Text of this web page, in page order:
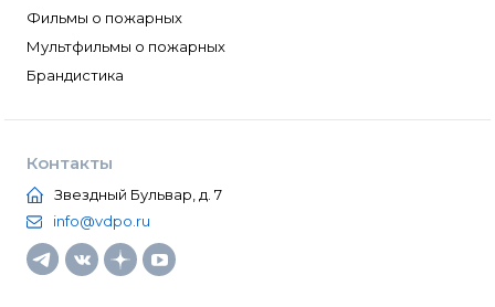
Фильмы о пожарных
Мультфильмы о пожарных
Брандистика
Контакты
Звездный Бульвар, д. 7
info@vdpo.ru